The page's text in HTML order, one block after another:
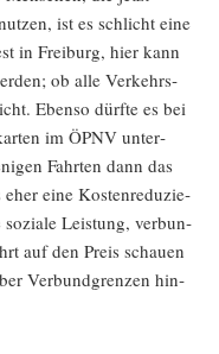
ist es schlicht eine
in Frei­burg, hier kann
ob alle Ver­kehrs­
Eben­so dürf­te es bei
im ÖPNV unter­
Fahr­ten dann das
eine Kos­ten­re­du­zie­
sozia­le Leis­tung, ver­bun­
auf den Preis schau­en
Ver­bund­gren­zen hin­